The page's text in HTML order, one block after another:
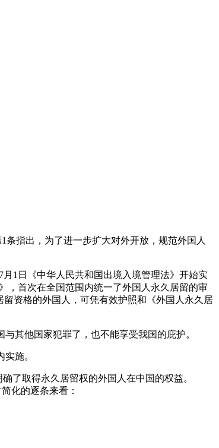
条指出，为了进一步扩大对外开放，规范外国人
1日《中华人民共和国出境入境管理法》开始实
，首次在全国范围内统一了外国人永久居留的审
资格的外国人，可凭有效护照和《外国人永久居
其他国家犯罪了，也不能享受我国的庇护。
施。
了取得永久居留权的外国人在中国的权益。
化的逐条来看：